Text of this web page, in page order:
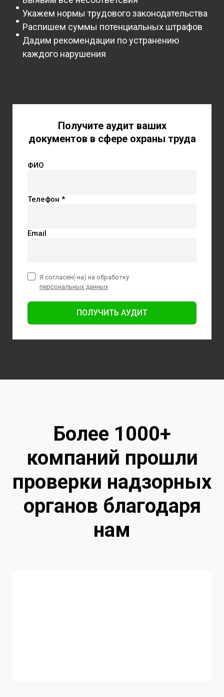
Укажем нормы трудового законодательства
Распишем суммы потенциальных штрафов
Дадим рекомендации по устранению
каждого нарушения
Получите аудит ваших
документов в сфере охраны труда
ФИО
Телефон *
Email
ПОЛУЧИТЬ АУДИТ
Я согласен(-на) на обработку
персональных данных
Более 1000+
компаний прошли
проверки надзорных
органов благодаря
нам